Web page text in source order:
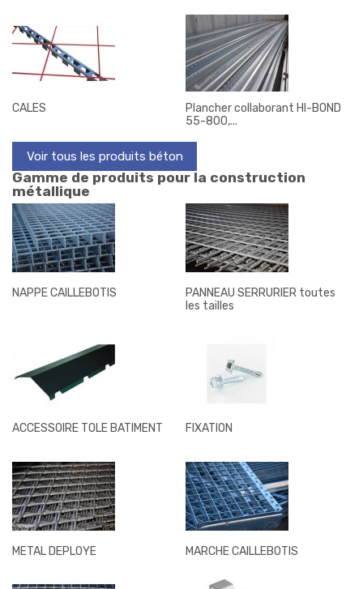
CALES
Plancher collaborant HI-BOND
55-800,...
Voir tous les produits béton
Gamme de produits pour la construction
métallique
NAPPE CAILLEBOTIS
PANNEAU SERRURIER toutes
les tailles
ACCESSOIRE TOLE BATIMENT FIXATION
METAL DEPLOYE MARCHE CAILLEBOTIS